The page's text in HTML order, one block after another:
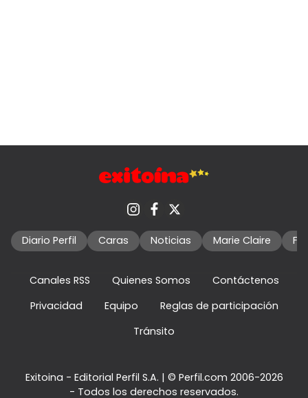
Diario Perfil Caras Noticias Marie Claire
Canales RSS Quienes Somos
Contáctenos
Privacidad
Equipo
Reglas de participación
Tránsito
Exitoina - Editorial Perfil S.A. | © Perfil.com 2006-2026
- Todos los derechos reservados.